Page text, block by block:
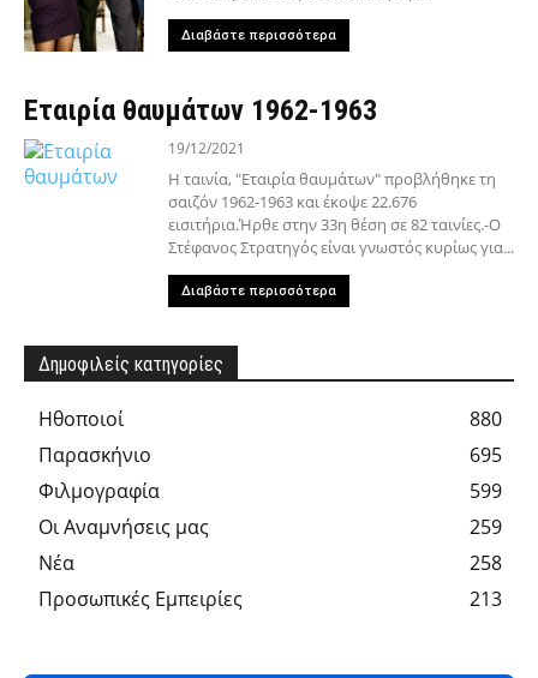
Διαβάστε περισσότερα
Εταιρία θαυμάτων 1962-1963
19/12/2021
Η ταινία, "Εταιρία θαυμάτων" προβλήθηκε τη
σαιζόν 1962-1963 και έκοψε 22.676
εισιτήρια.Ήρθε στην 33η θέση σε 82 ταινίες.-Ο
Στέφανος Στρατηγός είναι γνωστός κυρίως για...
Διαβάστε περισσότερα
Δημοφιλείς κατηγορίες
Hθοποιοί
880
Παρασκήνιο
695
Φιλμογραφία
599
Οι Αναμνήσεις μας
259
Νέα
258
Προσωπικές Εμπειρίες
213